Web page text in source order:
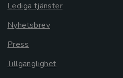
Lediga tjänster
Nyhetsbrev
Press
Tillgänglighet